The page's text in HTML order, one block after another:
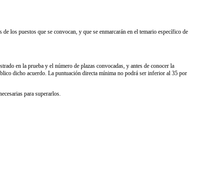
los puestos que se convocan, y que se enmarcarán en el temario específico de
en la prueba y el número de plazas convocadas, y antes de conocer la
dicho acuerdo. La puntuación directa mínima no podrá ser inferior al 35 por
para superarlos.